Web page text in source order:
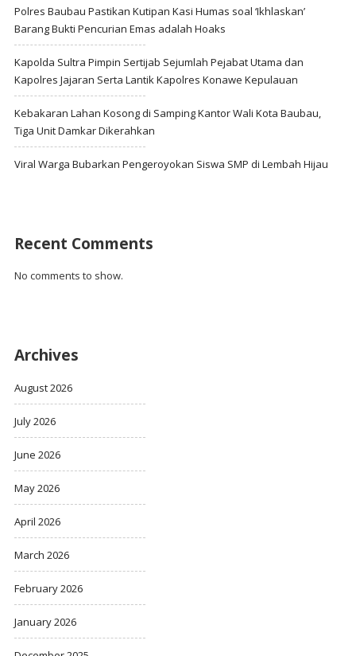
Polres Baubau Pastikan Kutipan Kasi Humas soal ‘Ikhlaskan’
Barang Bukti Pencurian Emas adalah Hoaks
Kapolda Sultra Pimpin Sertijab Sejumlah Pejabat Utama dan
Kapolres Jajaran Serta Lantik Kapolres Konawe Kepulauan
Kebakaran Lahan Kosong di Samping Kantor Wali Kota Baubau,
Tiga Unit Damkar Dikerahkan
Viral Warga Bubarkan Pengeroyokan Siswa SMP di Lembah Hijau
Recent Comments
No comments to show.
Archives
August 2026
July 2026
June 2026
May 2026
April 2026
March 2026
February 2026
January 2026